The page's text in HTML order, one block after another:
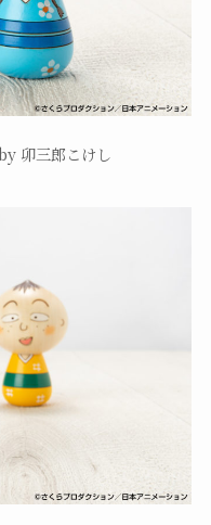
卯三郎こけし